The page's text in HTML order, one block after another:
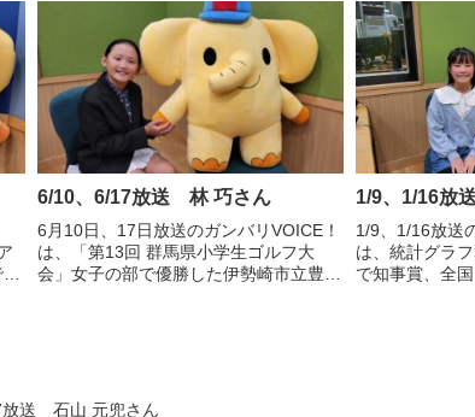
ミントンクラブ「フォルティス」のキャ
プテン桐生市立境野小学校6年 大嶋 蓮
さんの声です...
年 雨宮 夏絆
6/10、6/17放送 林 巧さん
6月10日、17日放送のガンバリVOICE！
は、「第13回 群馬県小学生ゴルフ大
会」女子の部で優勝した伊勢崎市立豊受
1/9、1/16放
1/9、1/16放送
は、統計グラ
で知事賞、全
放送 石山 元兜さん